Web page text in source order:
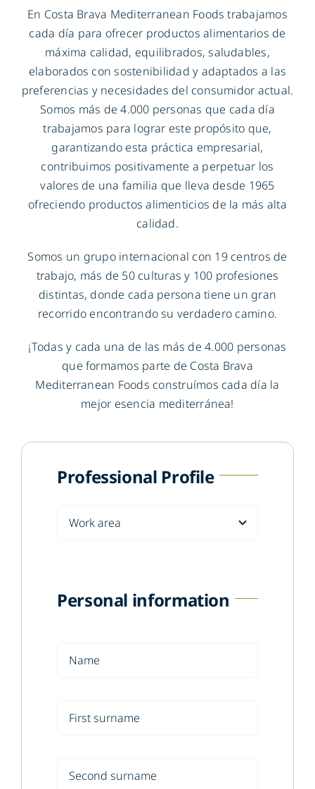
En Costa Brava Mediterranean Foods trabajamos
cada día para ofrecer productos alimentarios de
máxima calidad, equilibrados, saludables,
elaborados con sostenibilidad y adaptados a las
preferencias y necesidades del consumidor actual.
Somos más de 4.000 personas que cada día
trabajamos para lograr este propósito que,
garantizando esta práctica empresarial,
contribuimos positivamente a perpetuar los
valores de una familia que lleva desde 1965
ofreciendo productos alimenticios de la más alta
calidad.
Somos un grupo internacional con 19 centros de
trabajo, más de 50 culturas y 100 profesiones
distintas, donde cada persona tiene un gran
recorrido encontrando su verdadero camino.
¡Todas y cada una de las más de 4.000 personas
que formamos parte de Costa Brava
Mediterranean Foods construímos cada día la
mejor esencia mediterránea!
Professional Profile
Personal information